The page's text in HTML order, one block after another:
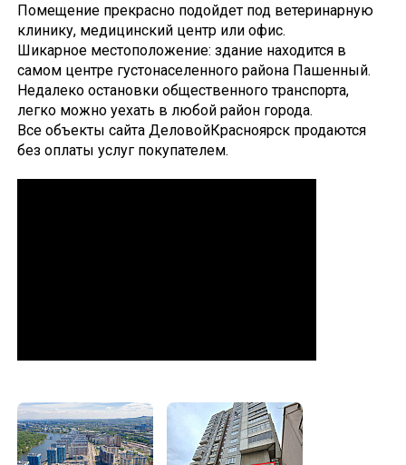
Помещение прекрасно подойдет под ветеринарную
клинику, медицинский центр или офис.
Шикарное местоположение: здание находится в
самом центре густонаселенного района Пашенный.
Недалеко остановки общественного транспорта,
легко можно уехать в любой район города.
Все объекты сайта ДеловойКрасноярск продаются
без оплаты услуг покупателем.